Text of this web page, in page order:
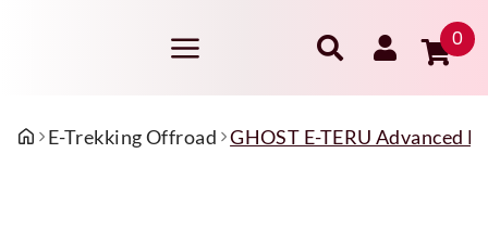
0
E-Trekking Offroad GHOST E-TERU Advanced